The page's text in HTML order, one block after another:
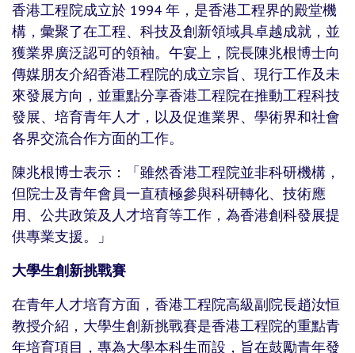
香港工程院成立於 1994 年，是香港工程界的殿堂機
構，彙聚了在工程、科技及創新領域具卓越成就，並
獲業界廣泛認可的領袖。午宴上，院長陳兆根博士向
傳媒朋友介紹香港工程院的成立宗旨、現行工作及未
來發展方向，並重點分享香港工程院在推動工程科技
發展、培育青年人才，以及促進業界、學術界和社會
各界交流合作方面的工作。
陳兆根博士表示：「雖然香港工程院並非科研機構，
但院士及青年會員一直積極參與科研轉化、技術應
用、公共政策及人才培育等工作，為香港創科發展提
供專業支援。」
大學生創新挑戰賽
在青年人才培育方面，香港工程院高級副院長趙汝恒
教授介紹，大學生創新挑戰賽是香港工程院的重點青
年培育項目，專為大學本科生而設，旨在鼓勵青年發